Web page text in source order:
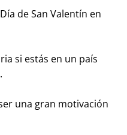
de San Valentín en
si estás en un país
una gran motivación